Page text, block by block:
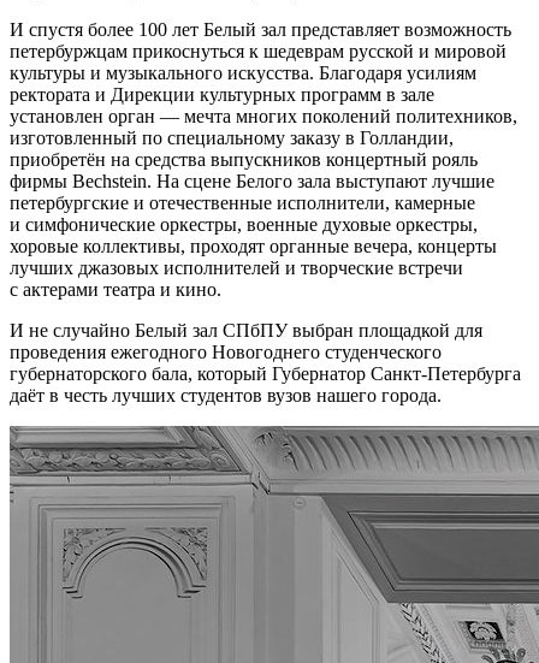
И спустя более 100 лет Белый зал представляет возможность
петербуржцам прикоснуться к шедеврам русской и мировой
культуры и музыкального искусства. Благодаря усилиям
ректората и Дирекции культурных программ в зале
установлен орган — мечта многих поколений политехников,
изготовленный по специальному заказу в Голландии,
приобретён на средства выпускников концертный рояль
фирмы Bechstein. На сцене Белого зала выступают лучшие
петербургские и отечественные исполнители, камерные
и симфонические оркестры, военные духовые оркестры,
хоровые коллективы, проходят органные вечера, концерты
лучших джазовых исполнителей и творческие встречи
с актерами театра и кино.
И не случайно Белый зал СПбПУ выбран площадкой для
проведения ежегодного Новогоднего студенческого
губернаторского бала, который Губернатор Санкт-Петербурга
даёт в честь лучших студентов вузов нашего города.